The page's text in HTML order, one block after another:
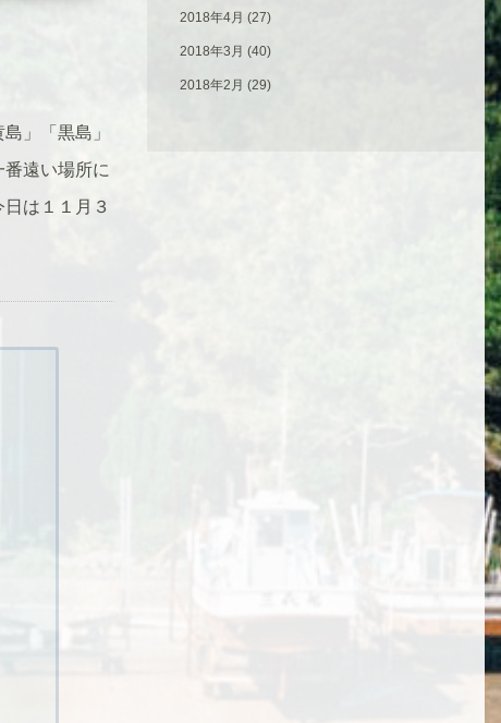
」「黒島」
遠い場所に
は１１月３
2018年4月 (27)
2018年3月 (40)
2018年2月 (29)